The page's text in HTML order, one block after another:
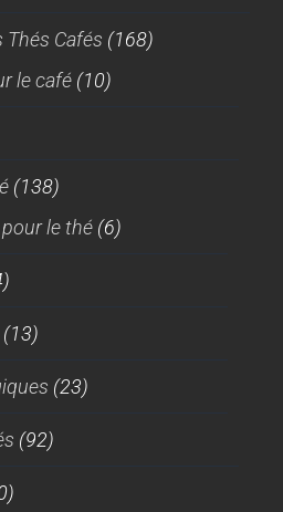
Cafés (168)
le café (10)
(138)
le thé (6)
(13)
(23)
(92)